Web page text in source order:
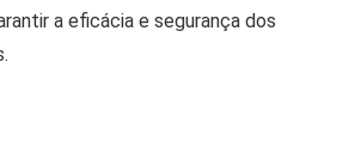
a eficácia e segurança dos